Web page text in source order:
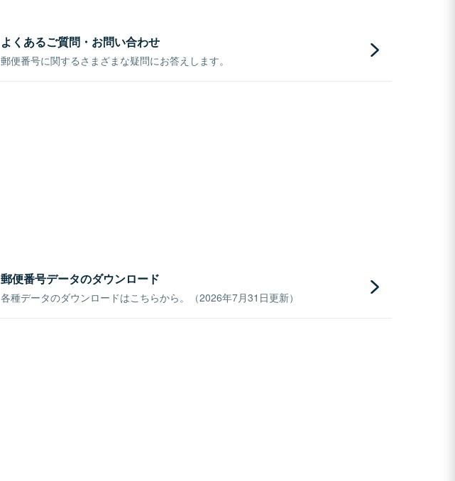
よくあるご質問・お問い合わせ
郵便番号に関するさまざまな疑問にお答えします。
郵便番号データのダウンロード
各種データのダウンロードはこちらから。（2026年7月31日更新）